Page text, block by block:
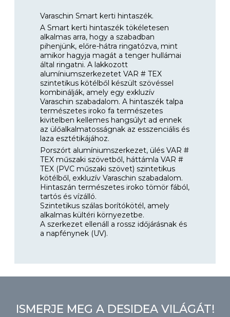
Varaschin Smart kerti hintaszék.
A Smart kerti hintaszék tökéletesen
alkalmas arra, hogy a szabadban
pihenjünk, előre-hátra ringatózva, mint
amikor hagyja magát a tenger hullámai
által ringatni. A lakkozott
alumíniumszerkezetet VAR # TEX
szintetikus kötélből készült szövéssel
kombinálják, amely egy exkluzív
Varaschin szabadalom. A hintaszék talpa
természetes iroko fa természetes
kivitelben kellemes hangsúlyt ad ennek
az ülőalkalmatosságnak az esszenciális és
laza esztétikájához.
Porszórt alumíniumszerkezet, ülés VAR #
TEX műszaki szövetből, háttámla VAR #
TEX (PVC műszaki szövet) szintetikus
kötélből, exkluzív Varaschin szabadalom.
Hintaszán természetes iroko tömör fából,
tartós és vízálló.
Szintetikus szálas borítókötél, amely
alkalmas kültéri környezetbe.
A szerkezet ellenáll a rossz időjárásnak és
a napfénynek (UV).
ISMERJE MEG A DESIDEA VILÁGÁT!